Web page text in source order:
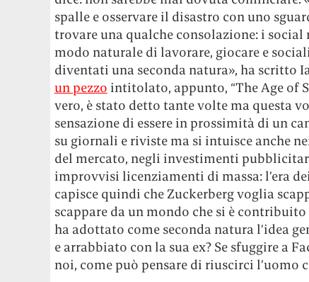
spalle e osservare il disastro con uno
trovare una qualche consolazione: i
modo naturale di lavorare, giocare e
diventati una seconda natura», ha scritto
un pezzo intitolato, appunto, “The Age of
vero, è stato detto tante volte ma questa
sensazione di essere in prossimità di un
su giornali e riviste ma si intuisce anche
del mercato, negli investimenti
improvvisi licenziamenti di massa: l’era
capisce quindi che Zuckerberg voglia
scappare da un mondo che si è contribuito
ha adottato come seconda natura l’idea
e arrabbiato con la sua ex? Se sfuggire a
noi, come può pensare di riuscirci l’uomo